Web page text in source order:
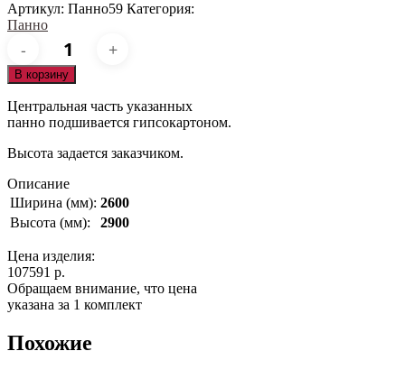
Артикул: Панно59 Категория:
Панно
Количество
товара
Панно35
В корзину
Центральная часть указанных
панно подшивается гипсокартоном.
Высота задается заказчиком.
Описание
Ширина (мм): 2600
Высота (мм):
2900
Цена изделия:
107591 р.
Обращаем внимание, что цена
указана за 1 комплект
Похожие